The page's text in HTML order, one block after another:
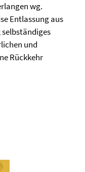
wg.
Entlassung aus
und
Rückkehr